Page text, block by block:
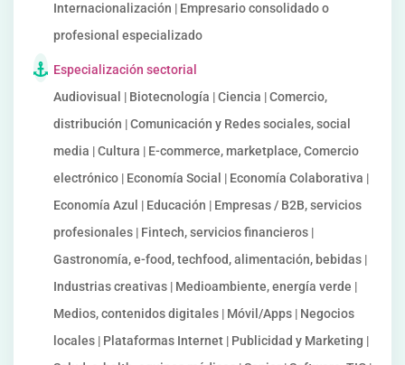
Internacionalización | Empresario consolidado o
profesional especializado
Especialización sectorial
Audiovisual | Biotecnología | Ciencia | Comercio,
distribución | Comunicación y Redes sociales, social
media | Cultura | E-commerce, marketplace, Comercio
electrónico | Economía Social | Economía Colaborativa |
Economía Azul | Educación | Empresas / B2B, servicios
profesionales | Fintech, servicios financieros |
Gastronomía, e-food, techfood, alimentación, bebidas |
Industrias creativas | Medioambiente, energía verde |
Medios, contenidos digitales | Móvil/Apps | Negocios
locales | Plataformas Internet | Publicidad y Marketing |